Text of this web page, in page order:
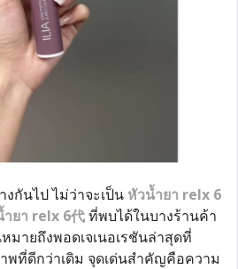
กันไป ไม่ว่าจะเป็น หัวน้ำยา relx 6
ยา relx 6代ที่พบได้ในบางร้านค้า
ายถึงพอดเจเนอเรชันล่าสุดที่
ที่ดีกว่าเดิม จุดเด่นสำคัญคือความ